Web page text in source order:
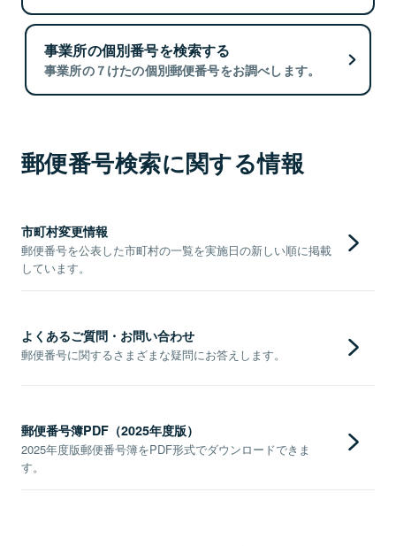
事業所の個別番号を検索する
事業所の７けたの個別郵便番号をお調べします。
郵便番号検索に関する情報
市町村変更情報
郵便番号を公表した市町村の一覧を実施日の新しい順に掲載
しています。
よくあるご質問・お問い合わせ
郵便番号に関するさまざまな疑問にお答えします。
郵便番号簿PDF（2025年度版）
2025年度版郵便番号簿をPDF形式でダウンロードできま
す。